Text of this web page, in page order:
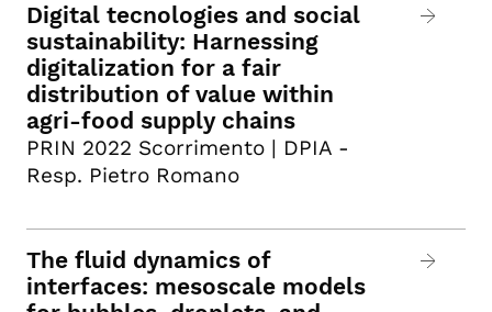
Digital tecnologies and social
sustainability: Harnessing
digitalization for a fair
distribution of value within
agri-food supply chains
PRIN 2022 Scorrimento | DPIA -
Resp. Pietro Romano
The fluid dynamics of
interfaces: mesoscale models